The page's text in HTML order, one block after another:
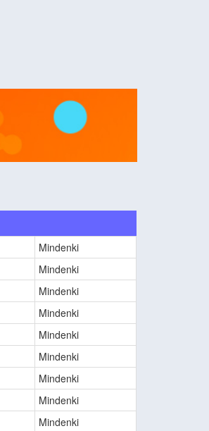
Mindenki
Mindenki
Mindenki
Mindenki
Mindenki
Mindenki
Mindenki
Mindenki
Mindenki